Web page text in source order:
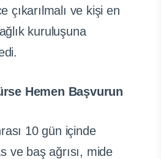
çıkarılmalı ve kişi en
kuruluşuna
Hemen Başvurun
10 gün içinde
ve baş ağrısı, mide